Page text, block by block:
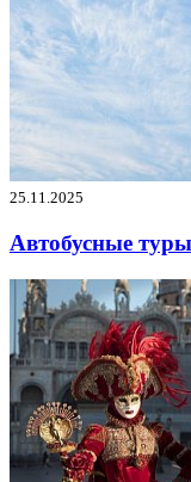
25.11.2025
Автобусные